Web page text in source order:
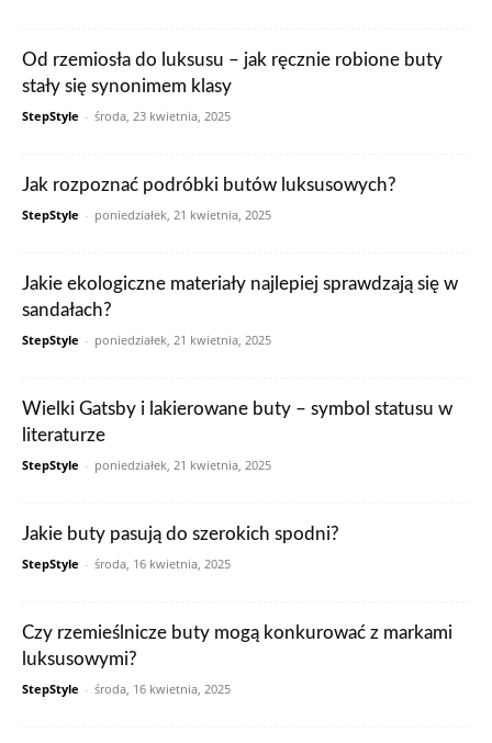
Od rzemiosła do luksusu – jak ręcznie robione buty
stały się synonimem klasy
StepStyle - środa, 23 kwietnia, 2025
Jak rozpoznać podróbki butów luksusowych?
StepStyle - poniedziałek, 21 kwietnia, 2025
Jakie ekologiczne materiały najlepiej sprawdzają się w
sandałach?
StepStyle - poniedziałek, 21 kwietnia, 2025
Wielki Gatsby i lakierowane buty – symbol statusu w
literaturze
StepStyle - poniedziałek, 21 kwietnia, 2025
Jakie buty pasują do szerokich spodni?
StepStyle - środa, 16 kwietnia, 2025
Czy rzemieślnicze buty mogą konkurować z markami
luksusowymi?
StepStyle - środa, 16 kwietnia, 2025